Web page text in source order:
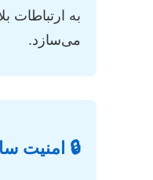
به ارتباطات
می‌سازد.
🔒 امنیت